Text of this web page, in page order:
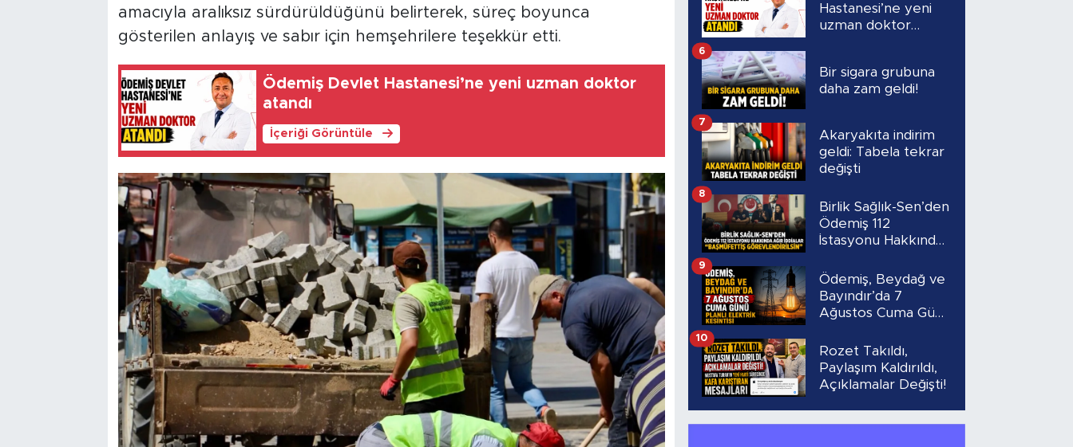
amacıyla aralıksız sürdürüldüğünü belirterek, süreç boyunca
gösterilen anlayış ve sabır için hemşehrilere teşekkür etti.
Ödemiş Devlet Hastanesi’ne yeni uzman doktor
atandı
İçeriği Görüntüle
Hastanesi’ne yeni
uzman doktor
Bir sigara grubuna
daha zam geldi!
6
Akaryakıta indirim
geldi: Tabela tekrar
değişti
7
Birlik Sağlık-Sen’den
Ödemiş 112
İstasyonu Hakkında
“Başmüfettiş
Görevlendirilsin”
8
Ödemiş, Beydağ ve
Bayındır’da 7
Ağustos Cuma Günü
Kesintisi
9
Rozet Takıldı,
Paylaşım Kaldırıldı,
Açıklamalar Değişti!
10